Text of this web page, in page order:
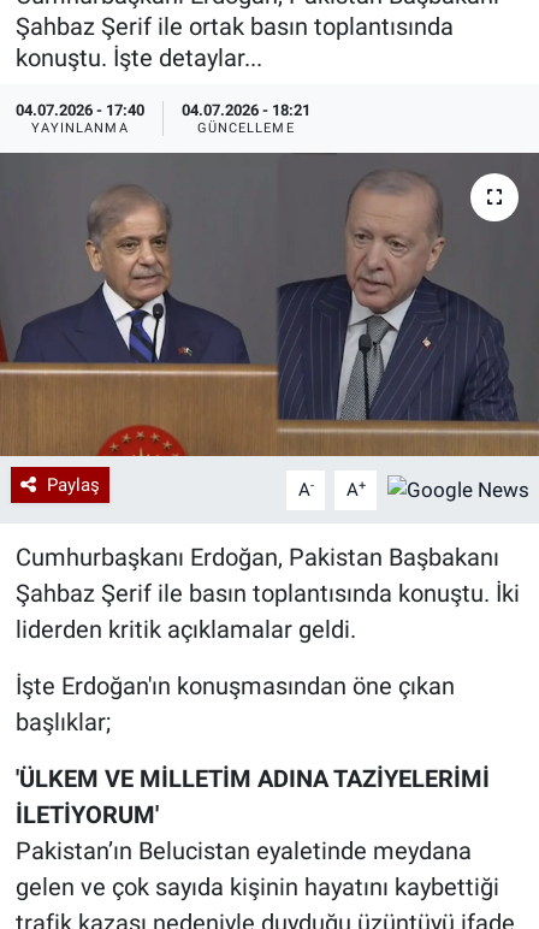
Şahbaz Şerif ile ortak basın toplantısında
konuştu. İşte detaylar...
04.07.2026 - 17:40
YAYINLANMA
04.07.2026 - 18:21
GÜNCELLEME
Paylaş A- A+
Cumhurbaşkanı Erdoğan, Pakistan Başbakanı
Şahbaz Şerif ile basın toplantısında konuştu. İki
liderden kritik açıklamalar geldi.
İşte Erdoğan'ın konuşmasından öne çıkan
başlıklar;
'ÜLKEM VE MİLLETİM ADINA TAZİYELERİMİ
İLETİYORUM'
Pakistan’ın Belucistan eyaletinde meydana
gelen ve çok sayıda kişinin hayatını kaybettiği
trafik kazası nedeniyle duyduğu üzüntüyü ifade
Özel Haberler
Yazarlar
Dünya
Medya
Kadın
Erişim Bilgileri
Sağlık
Ramazan
Haber Arşivi